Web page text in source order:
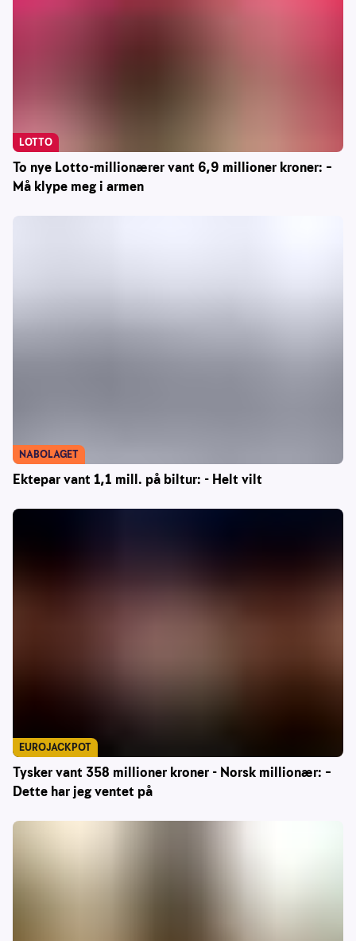
To nye Lotto-millionærer vant 6,9 millioner kroner: –
Må klype meg i armen
LOTTO
Ektepar vant 1,1 mill. på biltur: - Helt vilt
NABOLAGET
Tysker vant 358 millioner kroner - Norsk millionær: –
Dette har jeg ventet på
EUROJACKPOT